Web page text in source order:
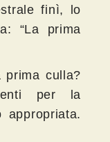
finì, lo
“La prima
prima culla?
per la
appropriata.